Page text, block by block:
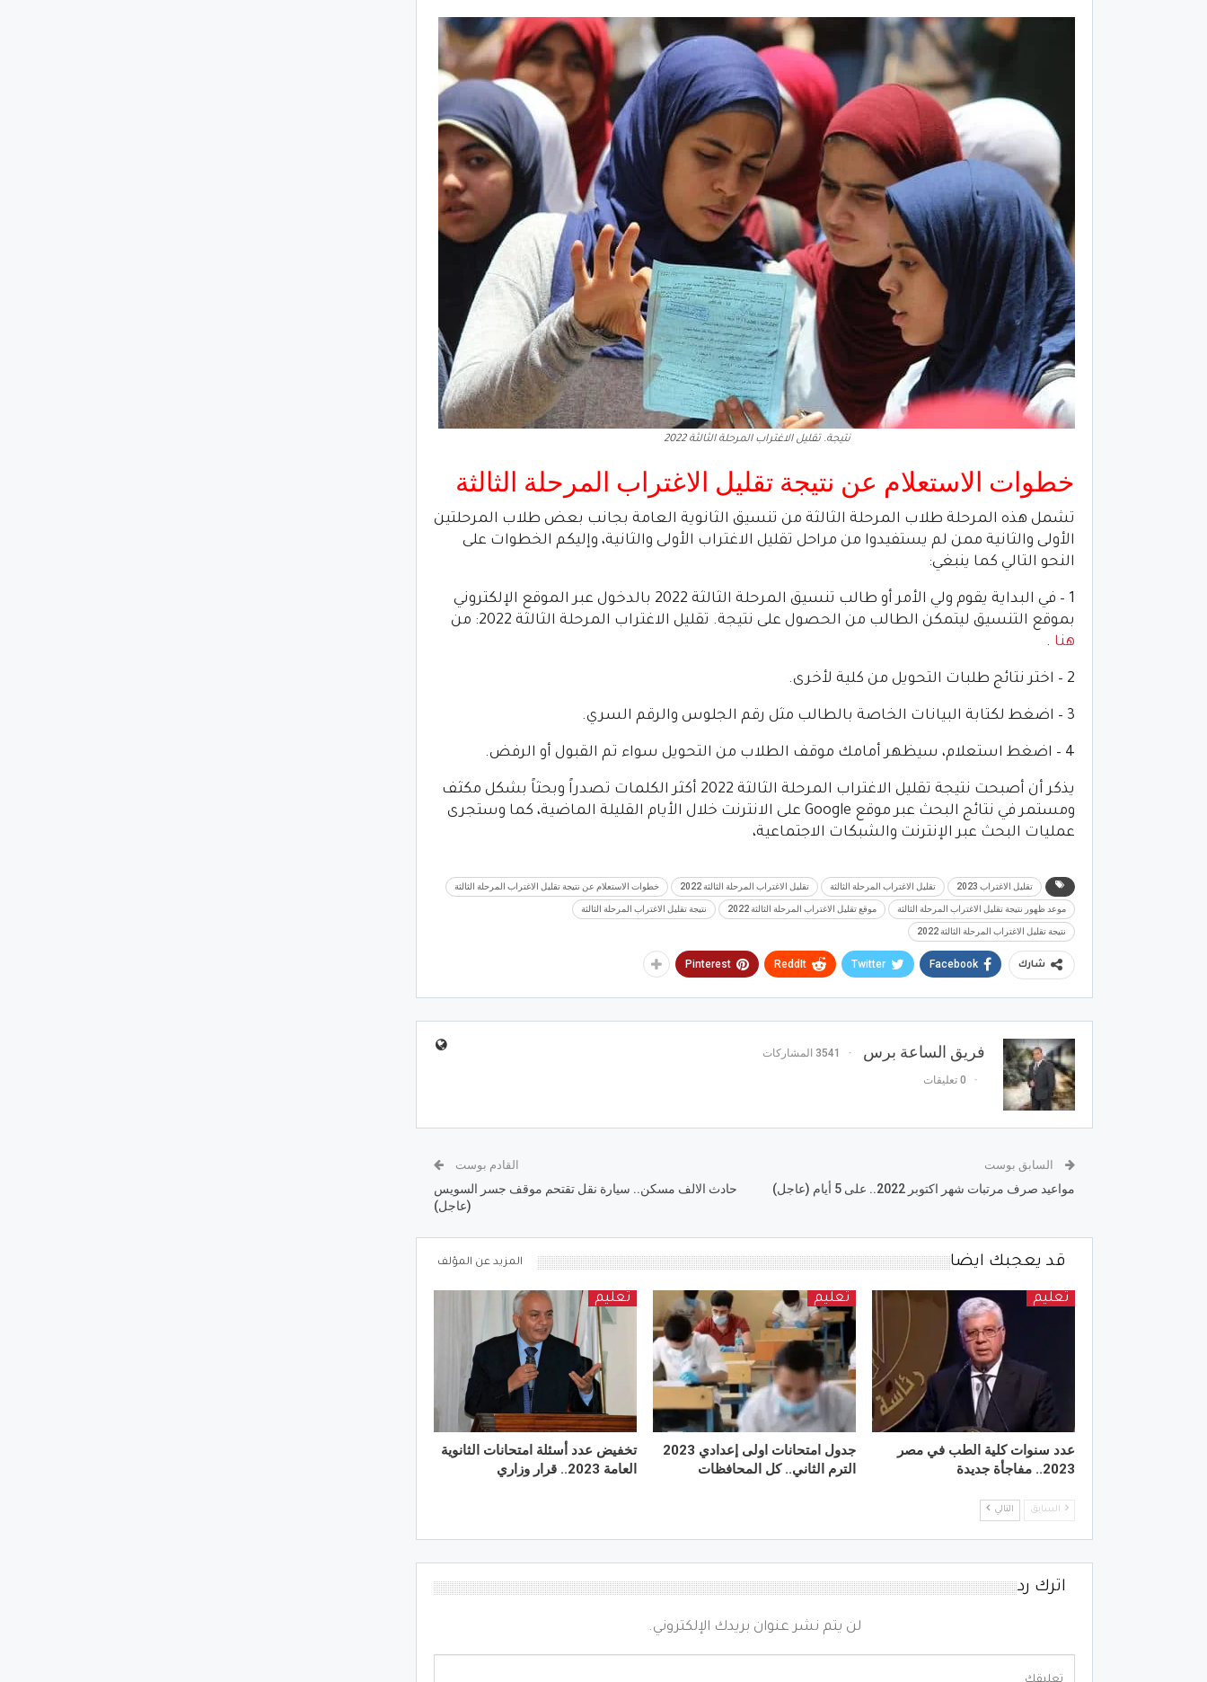
نتيجة. تقليل الاغتراب المرحلة الثالثة 2022
خطوات الاستعلام عن نتيجة تقليل الاغتراب المرحلة الثالثة
تشمل هذه المرحلة طلاب المرحلة الثالثة من تنسيق الثانوية العامة بجانب بعض طلاب المرحلتين
الأولى والثانية ممن لم يستفيدوا من مراحل تقليل الاغتراب الأولى والثانية، وإليكم الخطوات على
النحو التالي كما ينبغي:
1 – في البداية يقوم ولي الأمر أو طالب تنسيق المرحلة الثالثة 2022 بالدخول عبر الموقع الإلكتروني
بموقع التنسيق ليتمكن الطالب من الحصول على نتيجة. تقليل الاغتراب المرحلة الثالثة 2022: من
هنا .
2 – اختر نتائج طلبات التحويل من كلية لأخرى.
3 – اضغط لكتابة البيانات الخاصة بالطالب مثل رقم الجلوس والرقم السري.
4 – اضغط استعلام، سيظهر أمامك موقف الطلاب من التحويل سواء تم القبول أو الرفض.
يذكر أن أصبحت نتيجة تقليل ​​الاغتراب المرحلة الثالثة 2022 أكثر الكلمات تصدراً وبحثاً بشكل مكثف
ومستمر في نتائج البحث عبر موقع Google على الانترنت خلال الأيام القليلة الماضية، كما وستجرى
عمليات البحث عبر الإنترنت والشبكات الاجتماعية،
تقليل الاغتراب 2023 تقليل الاغتراب المرحلة الثالثة تقليل الاغتراب المرحلة الثالثة 2022 خطوات الاستعلام عن نتيجة تقليل الاغتراب المرحلة الثالثة
موعد ظهور نتيجة تقليل الاغتراب المرحلة الثالثة موقع تقليل الاغتراب المرحلة الثالثة 2022 نتيجة تقليل الاغتراب المرحلة الثالثة
نتيجة تقليل الاغتراب المرحلة الثالثة 2022
شارك Facebook
Twitter
ReddIt
Pinterest
فريق الساعة برس 3541 المشاركات
0 تعليقات
السابق بوست
مواعيد صرف مرتبات شهر اكتوبر 2022.. على 5 أيام (عاجل)
القادم بوست
حادث الالف مسكن.. سيارة نقل تقتحم موقف جسر السويس
(عاجل)
قد يعجبك ايضا المزيد عن المؤلف
تعليم
عدد سنوات كلية الطب في مصر
2023.. مفاجأة جديدة
تعليم
جدول امتحانات اولى إعدادي 2023
الترم الثاني.. كل المحافظات
تعليم
تخفيض عدد أسئلة امتحانات الثانوية
العامة 2023.. قرار وزاري
السابق التالي
اترك رد
لن يتم نشر عنوان بريدك الإلكتروني.